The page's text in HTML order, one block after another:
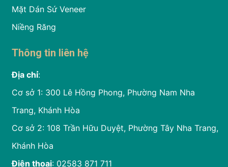
Mặt Dán Sứ Veneer
Niềng Răng
Thông tin liên hệ
Địa chỉ:
Cơ sở 1: 300 Lê Hồng Phong, Phường Nam Nha
Trang, Khánh Hòa
Cơ sở 2: 108 Trần Hữu Duyệt, Phường Tây Nha Trang,
Khánh Hòa
Điện thoại: 02583 871 711